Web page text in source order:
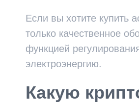
Если вы хотите купить
только качественное
функцией
электроэнергию.
Какую